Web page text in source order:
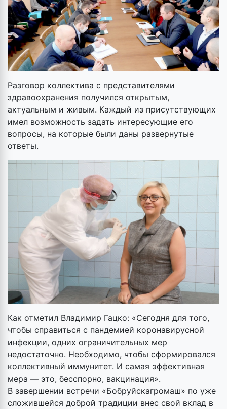
Разговор коллектива с представителями
здравоохранения получился открытым,
актуальным и живым. Каждый из присутствующих
имел возможность задать интересующие его
вопросы, на которые были даны развернутые
ответы.
Как отметил Владимир Гацко: «Сегодня для того,
чтобы справиться с пандемией коронавирусной
инфекции, одних ограничительных мер
недостаточно. Необходимо, чтобы сформировался
коллективный иммунитет. И самая эффективная
мера — это, бесспорно, вакцинация».
В завершении встречи «Бобруйскагромаш» по уже
сложившейся доброй традиции внес свой вклад в